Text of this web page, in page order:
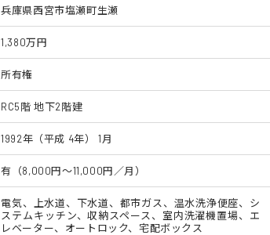
兵庫県西宮市塩瀬町生瀬
1,380万円
所有権
RC5階 地下2階建
1992年（平成 4年） 1月
有（8,000円～11,000円／月）
電気、上水道、下水道、都市ガス、温水洗浄便座、シ
ステムキッチン、収納スペース、室内洗濯機置場、エ
レベーター、オートロック、宅配ボックス